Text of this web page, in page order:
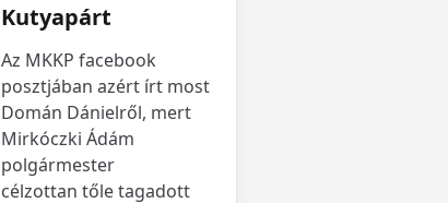
Kutyapárt
Az MKKP facebook
posztjában azért írt most
Domán Dánielről, mert
Mirkóczki Ádám
polgármester
célzottan tőle tagadott